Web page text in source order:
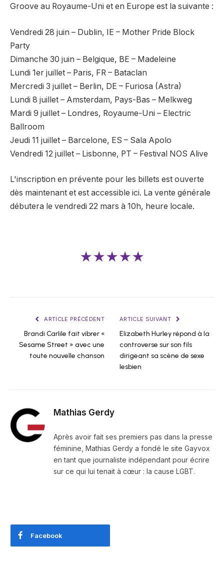
Groove au Royaume-Uni et en Europe est la suivante :
Vendredi 28 juin – Dublin, IE – Mother Pride Block
Party
Dimanche 30 juin – Belgique, BE – Madeleine
Lundi 1er juillet – Paris, FR – Bataclan
Mercredi 3 juillet – Berlin, DE – Furiosa (Astra)
Lundi 8 juillet – Amsterdam, Pays-Bas – Melkweg
Mardi 9 juillet – Londres, Royaume-Uni – Electric
Ballroom
Jeudi 11 juillet – Barcelone, ES – Sala Apolo
Vendredi 12 juillet – Lisbonne, PT – Festival NOS Alive
L'inscription en prévente pour les billets est ouverte
dès maintenant et est accessible ici. La vente générale
débutera le vendredi 22 mars à 10h, heure locale.
★★★★★
ARTICLE PRÉCÉDENT
Brandi Carlile fait vibrer «
Sesame Street » avec une
toute nouvelle chanson
ARTICLE SUIVANT
Elizabeth Hurley répond à la
controverse sur son fils
dirigeant sa scène de sexe
lesbien
Mathias Gerdy
Après avoir fait ses premiers pas dans la presse
féminine, Mathias Gerdy a fondé le site Gayvox
en tant que journaliste indépendant pour écrire
sur ce qui lui tenait à cœur : la cause LGBT.
Facebook